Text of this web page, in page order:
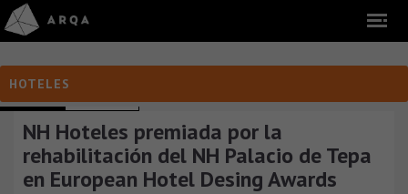
HOTELES
HOTELES ARGENTINA
NH Hoteles premiada por la
rehabilitación del NH Palacio de Tepa
en European Hotel Desing Awards